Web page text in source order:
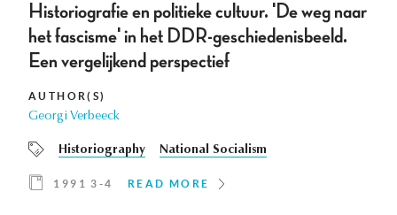
Historiografie en politieke cultuur. 'De weg naar
het fascisme' in het DDR-geschiedenisbeeld.
Een vergelijkend perspectief
AUTHOR(S)
Georgi Verbeeck
Historiography National Socialism
1991 3-4 READ MORE